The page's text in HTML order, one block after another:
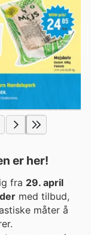
er her!
fra 29. april
med tilbud,
måter å